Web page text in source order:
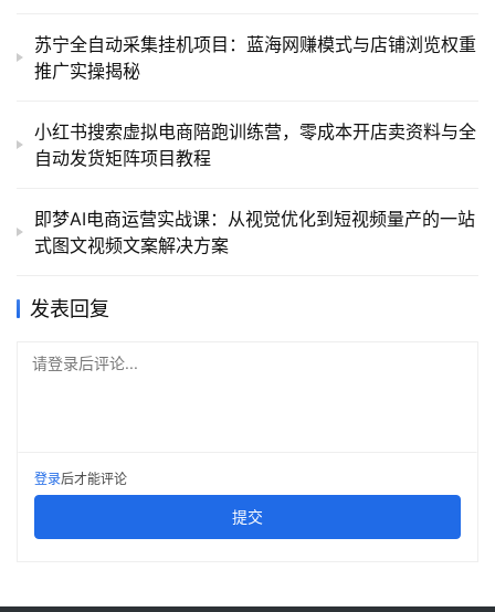
苏宁全自动采集挂机项目：蓝海网赚模式与店铺浏览权重
推广实操揭秘
小红书搜索虚拟电商陪跑训练营，零成本开店卖资料与全
自动发货矩阵项目教程
即梦AI电商运营实战课：从视觉优化到短视频量产的一站
式图文视频文案解决方案
发表回复
请登录后评论...
登录后才能评论
提交